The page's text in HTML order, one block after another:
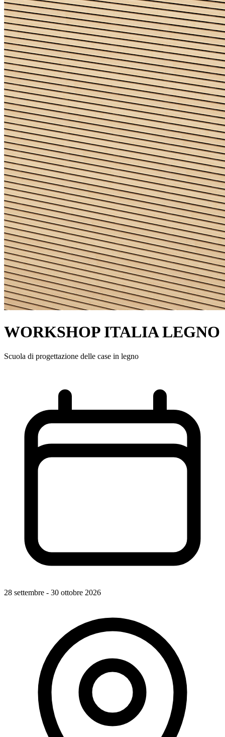
WORKSHOP ITALIA LEGNO
Scuola di progettazione delle case in legno
28 settembre - 30 ottobre 2026